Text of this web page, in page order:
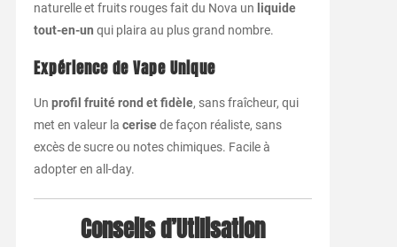
naturelle et fruits rouges fait du Nova un liquide
tout-en-un qui plaira au plus grand nombre.
Expérience de Vape Unique
Un profil fruité rond et fidèle, sans fraîcheur, qui
met en valeur la cerisede façon réaliste, sans
excès de sucre ou notes chimiques. Facile à
adopter en all-day.
Conseils d’Utilisation